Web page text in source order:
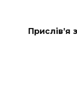
Прислів’я